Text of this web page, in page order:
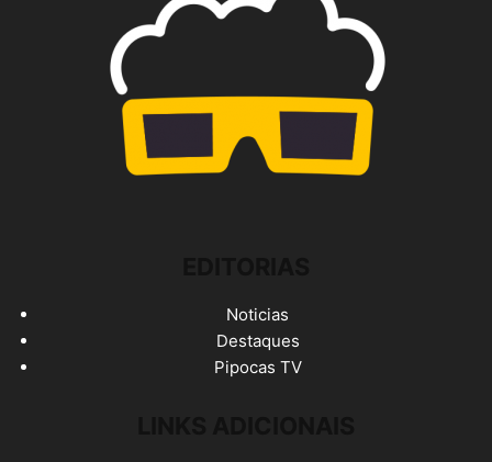
Noticias
Destaques
Pipocas TV